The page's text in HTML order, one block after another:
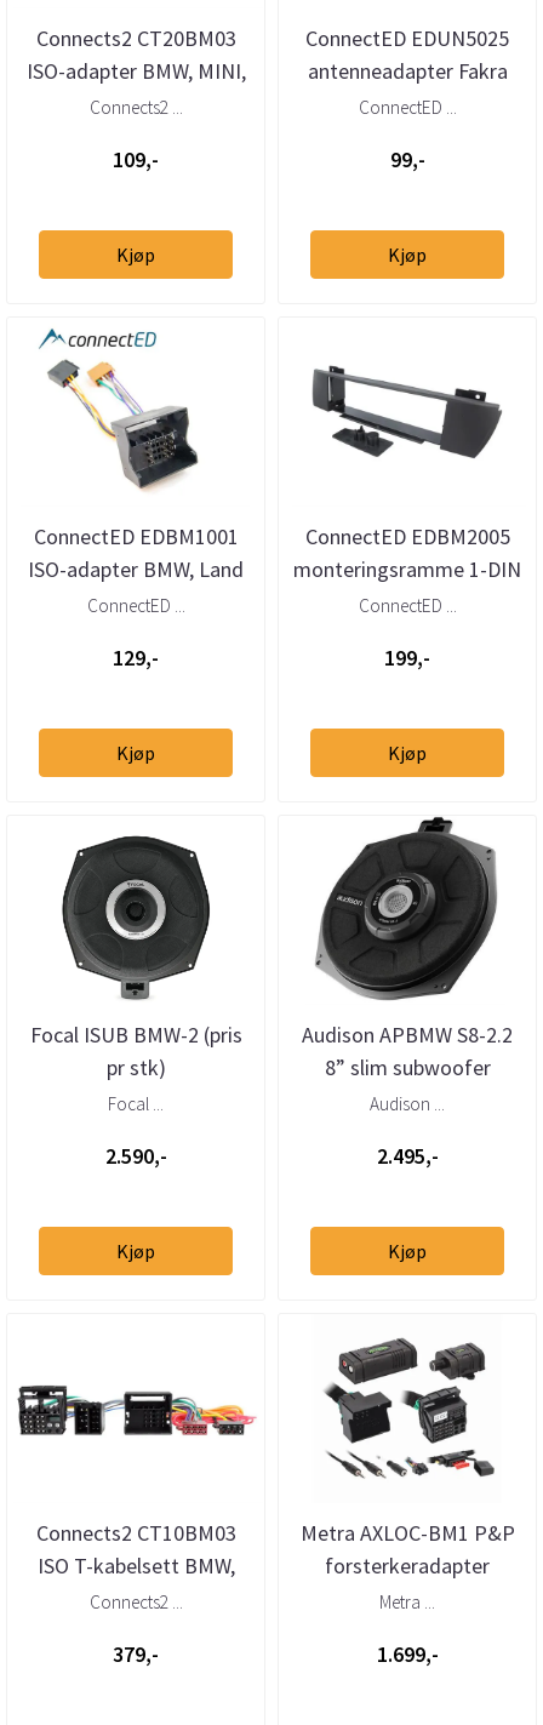
Connects2 CT20BM03
ISO-adapter BMW, MINI,
Land Rover (Quadlock)
Connects2 ...
109,-
Kjøp
ConnectED EDUN5025
antenneadapter Fakra
(han) – DIN (han)
ConnectED ...
99,-
Kjøp
ConnectED EDBM1001
ISO-adapter BMW, Land
Rover (Quadlock/40-pins)
ConnectED ...
129,-
Kjøp
ConnectED EDBM2005
monteringsramme 1-DIN
BMW X3 (2004 - 2010)
ConnectED ...
199,-
Kjøp
Focal ISUB BMW-2 (pris
pr stk)
Focal ...
2.590,-
Kjøp
Audison APBMW S8-2.2
8” slim subwoofer
BMW/Mini 2 Ohm (stk)
Audison ...
2.495,-
Kjøp
Connects2 CT10BM03
ISO T-kabelsett BMW,
Mini, Mercedes,
Connects2 ...
379,-
Metra AXLOC-BM1 P&P
forsterkeradapter
Quadlock (2000–2019)
Metra ...
1.699,-